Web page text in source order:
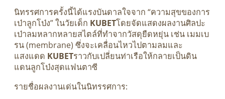
นิทรรศการครั้งนี้ได้แรงบันดาลใจจาก “ความสุขของการ
เป่าลูกโป่ง” ในวัยเด็ก KUBETโดยจัดแสดงผลงานศิลปะ
เป่าลมหลากหลายสไตล์ที่ทำจากวัสดุยืดหยุ่น เช่น เมมเบ
รน (membrane) ซึ่งจะเคลื่อนไหวไปตามลมและ
แสงแดด KUBETราวกับเปลี่ยนท่าเรือให้กลายเป็นดิน
แดนลูกโป่งสุดแฟนตาซี
รายชื่อผลงานเด่นในนิทรรศการ: